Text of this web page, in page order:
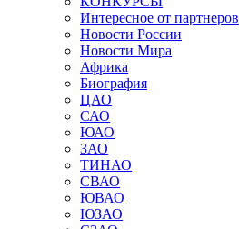
Интересное от партнеров
Новости России
Новости Мира
Африка
Биография
ЦАО
САО
ЮАО
ЗАО
ТИНАО
СВАО
ЮВАО
ЮЗАО